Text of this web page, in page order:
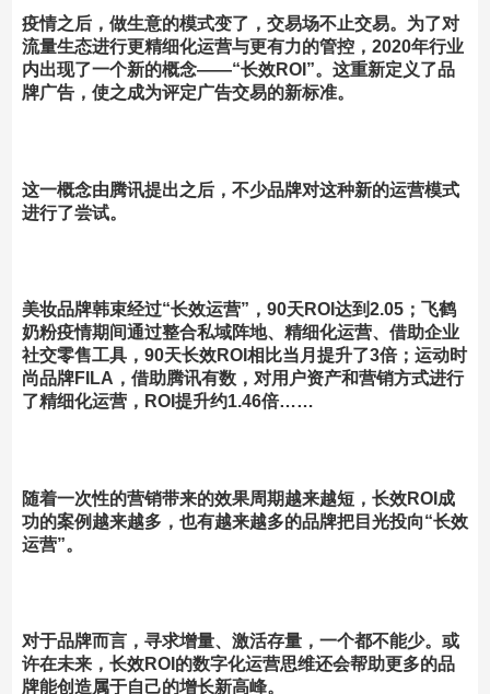
疫情之后，做生意的模式变了，交易场不止交易。为了对
流量生态进行更精细化运营与更有力的管控， 2020年行业
内出现了一个新的概念——“长效ROI”。这重新定义了品
牌广告，使之成为评定广告交易的新标准。
这一概念由腾讯提出之后，不少品牌对这种新的运营模式
进行了尝试。
美妆品牌韩束经过“长效运营”，90天ROI达到2.05；飞鹤
奶粉疫情期间通过整合私域阵地、精细化运营、借助企业
社交零售工具，90天长效ROI相比当月提升了3倍；运动时
尚品牌FILA，借助腾讯有数，对用户资产和营销方式进行
了精细化运营，ROI提升约1.46倍……
随着一次性的营销带来的效果周期越来越短，长效ROI成
功的案例越来越多，也有越来越多的品牌把目光投向“长效
运营”。
对于品牌而言，寻求增量、激活存量，一个都不能少。 或
许在未来，长效ROI的数字化运营思维还会帮助更多的品
牌能创造属于自己的增长新高峰。